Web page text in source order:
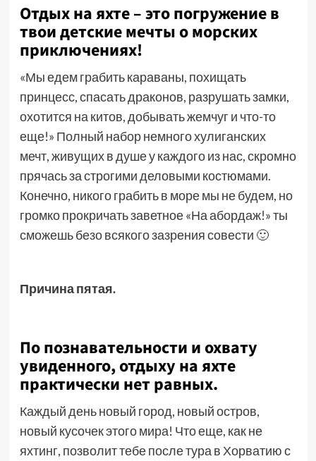
Отдых на яхте – это погружение в
твои детские мечты о морских
приключениях!
«Мы едем грабить караваны, похищать
принцесс, спасать драконов, разрушать замки,
охотится на китов, добывать жемчуг и что-то
еще!» Полный набор немного хулиганских
мечт, живущих в душе у каждого из нас, скромно
прячась за строгими деловыми костюмами.
Конечно, никого грабить в море мы не будем, но
громко прокричать заветное «На абордаж!» ты
сможешь безо всякого зазрения совести 🙂
Причина пятая.
По познавательности и охвату
увиденного, отдыху на яхте
практически нет равных.
Каждый день новый город, новый остров,
новый кусочек этого мира! Что еще, как не
яхтинг, позволит тебе после тура в Хорватию с